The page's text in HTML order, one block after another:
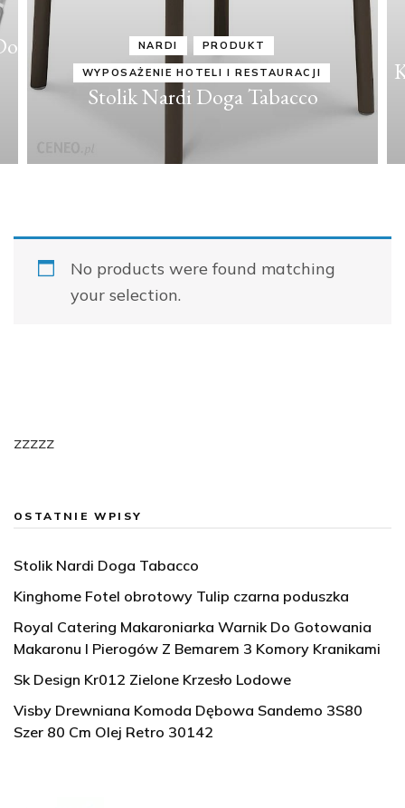
NARDI PRODUKT
WYPOSAŻENIE HOTELI I RESTAURACJI
Stolik Nardi Doga Tabacco
No products were found matching
your selection.
zzzzz
OSTATNIE WPISY
Stolik Nardi Doga Tabacco
Kinghome Fotel obrotowy Tulip czarna poduszka
Royal Catering Makaroniarka Warnik Do Gotowania
Makaronu I Pierogów Z Bemarem 3 Komory Kranikami
Sk Design Kr012 Zielone Krzesło Lodowe
Visby Drewniana Komoda Dębowa Sandemo 3S80
Szer 80 Cm Olej Retro 30142